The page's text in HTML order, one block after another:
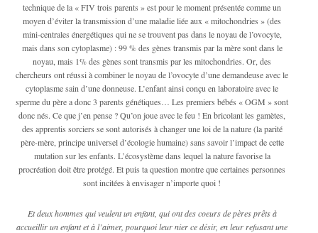
technique de la « FIV trois parents » est pour le moment présentée comme un
moyen d’éviter la transmission d’une maladie liée aux « mitochondries » (des
mini-centrales énergétiques qui ne se trouvent pas dans le noyau de l’ovocyte,
mais dans son cytoplasme) : 99 % des gènes transmis par la mère sont dans le
noyau, mais 1% des gènes sont transmis par les mitochondries. Or, des
chercheurs ont réussi à combiner le noyau de l’ovocyte d’une demandeuse avec le
cytoplasme sain d’une donneuse. L’enfant ainsi conçu en laboratoire avec le
sperme du père a donc 3 parents génétiques… Les premiers bébés « OGM » sont
donc nés. Ce que j’en pense ? Qu’on joue avec le feu ! En bricolant les gamètes,
des apprentis sorciers se sont autorisés à changer une loi de la nature (la parité
père-mère, principe universel d’écologie humaine) sans savoir l’impact de cette
mutation sur les enfants. L’écosystème dans lequel la nature favorise la
procréation doit être protégé. Et puis ta question montre que certaines personnes
sont incitées à envisager n’importe quoi !
Et deux hommes qui veulent un enfant, qui ont des coeurs de pères prêts à
accueillir un enfant et à l’aimer, pourquoi leur nier ce désir, en leur refusant une